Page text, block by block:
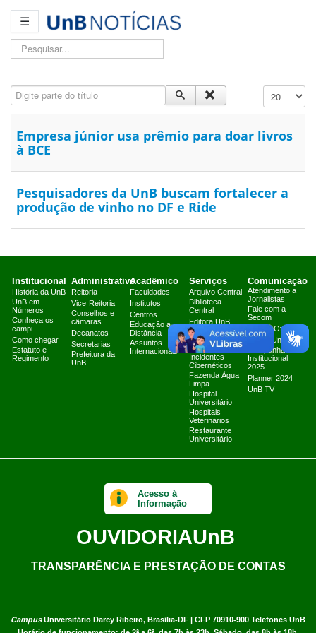
☰
Pesquisar...
Digite parte do título Exibir #
Empresa júnior usa prêmio para doar livros
à BCE
Pesquisadores da UnB buscam fortalecer a
produção de vinho no DF e Ride
Institucional
História da UnB
UnB em
Números
Conheça os
campi
Como chegar
Estatuto e
Regimento
Administrativo
Reitoria
Vice-Reitoria
Conselhos e
câmaras
Decanatos
Secretarias
Prefeitura da
UnB
Acadêmico
Faculdades
Institutos
Centros
Educação a
Distância
Assuntos
Internacionais
Serviços
Arquivo Central
Biblioteca
Central
Editora UnB
Equipe de
Tratamento e
Resposta a
Incidentes
Cibernéticos
Fazenda Água
Limpa
Hospital
Universitário
Hospitais
Veterinários
Restaurante
Universitário
Comunicação
Atendimento a
Jornalistas
Fale com a
Secom
Canais Oficiais
Marca UnB
Campanha
Institucional
2025
Planner 2024
UnB TV
CampusUniversitário Darcy Ribeiro, Brasília-DF | CEP 70910-900 Telefones UnB
Acesso à
Informação
OUVIDORIAUnB
TRANSPARÊNCIA E PRESTAÇÃO DE CONTAS